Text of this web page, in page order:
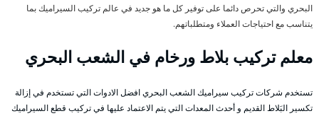
البحري والتي تحرص دائما على توفير كل ما هو جديد في عالم تركيب السيراميك بما
يتناسب مع احتياجات العملاء ومتطلباتهم.
معلم تركيب بلاط ورخام في الشعب البحري
تستخدم شركات تركيب سيراميك الشعب البحري افضل الادوات التي تستخدم في إزالة
تكسير البَلاط القديم و أحدث المعدات التي يتم الاعتماد عليها في تركيب قطع السيراميك